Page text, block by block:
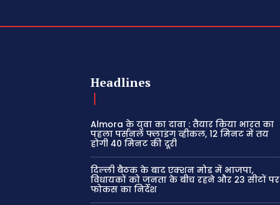
Headlines
Almora के युवा का दावा : तैयार किया भारत का
पहला पर्सनल फ्लाइंग व्हीकल, 12 मिनट में तय
होगी 40 मिनट की दूरी
दिल्ली बैठक के बाद एक्शन मोड में भाजपा,
विधायकों को जनता के बीच रहने और 23 सीटों पर
फोकस का निर्देश